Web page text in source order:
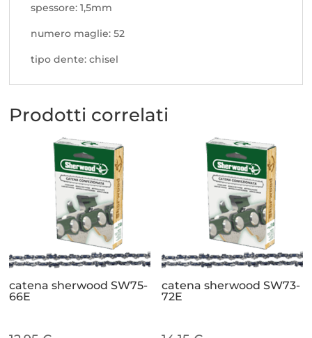
spessore: 1,5mm
numero maglie: 52
tipo dente: chisel
Prodotti correlati
catena sherwood SW75-
66E
catena sherwood SW73-
72E